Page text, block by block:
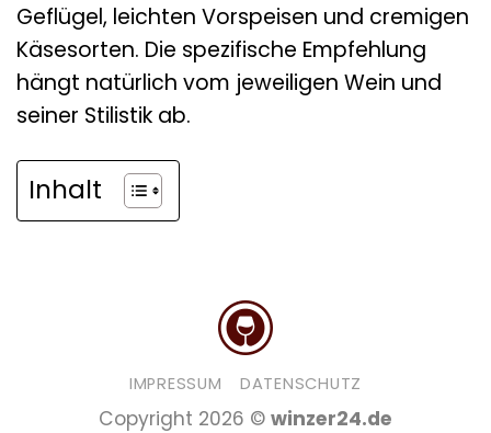
Geflügel, leichten Vorspeisen und cremigen
Käsesorten. Die spezifische Empfehlung
hängt natürlich vom jeweiligen Wein und
seiner Stilistik ab.
Inhalt
IMPRESSUM DATENSCHUTZ
Copyright 2026 © winzer24.de